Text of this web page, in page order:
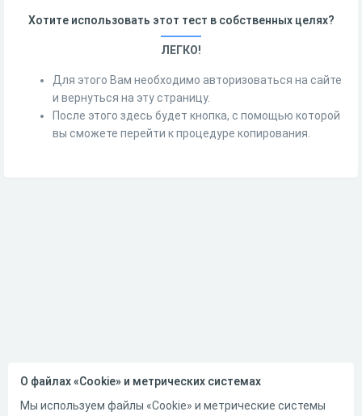
Хотите использовать этот тест в собственных целях?
ЛЕГКО!
Для этого Вам необходимо авторизоваться на сайте
и вернуться на эту страницу.
После этого здесь будет кнопка, с помощью которой
вы сможете перейти к процедуре копирования.
О файлах «Cookie» и метрических системах
Мы используем файлы «Cookie» и метрические системы